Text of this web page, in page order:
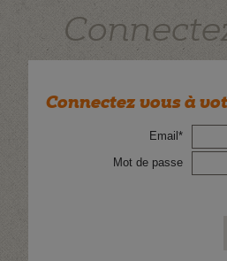
Connectez vous à
Email*
Mot de passe